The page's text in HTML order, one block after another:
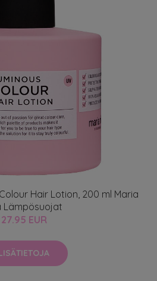
Hair Lotion, 200 ml Maria
Lämpösuojat
27.95 EUR